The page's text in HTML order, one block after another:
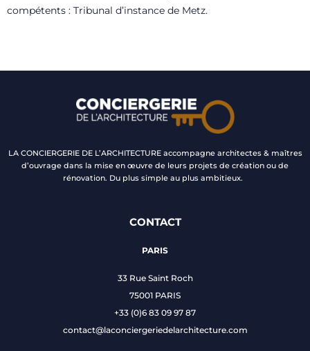
compétents : Tribunal d’instance de Metz.
LA CONCIERGERIE DE L’ARCHITECTURE accompagne architectes & maîtres
d’ouvrage dans la mise en œuvre de leurs projets de création ou de
rénovation. Du plus simple au plus ambitieux.
CONTACT
PARIS
33 Rue Saint Roch
75001 PARIS
+33 (0)6 83 09 97 87
contact@laconciergeriedelarchitecture.com